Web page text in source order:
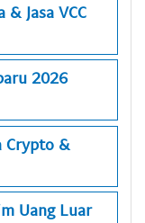
Jasa VCC
2026
Crypto &
Uang Luar